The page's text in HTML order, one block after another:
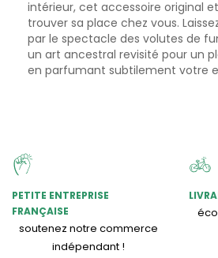
intérieur, cet accessoire original
trouver sa place chez vous.
par le spectacle des volutes de
un art ancestral revisité pour un
en parfumant subtilement votre
PETITE ENTREPRISE
FRANÇAISE
soutenez notre commerce
indépendant !